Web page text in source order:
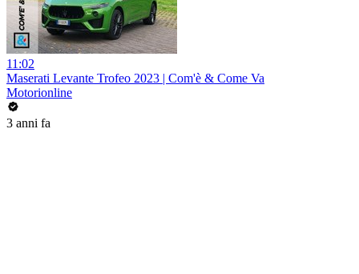
11:02
Maserati Levante Trofeo 2023 | Com'è & Come Va
Motorionline
3 anni fa